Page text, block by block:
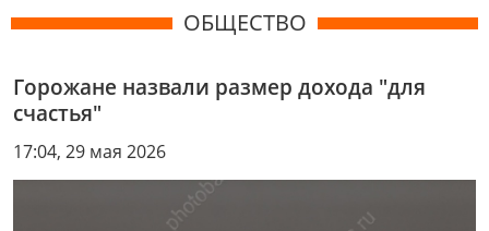
ОБЩЕСТВО
Горожане назвали размер дохода "для
счастья"
17:04, 29 мая 2026